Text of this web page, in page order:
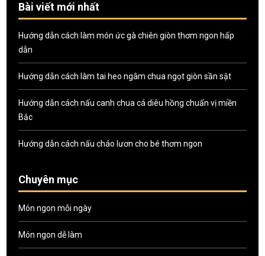
Bài viết mới nhất
Hướng dẫn cách làm món ức gà chiên giòn thơm ngon hấp
dẫn
Hướng dẫn cách làm tai heo ngâm chua ngọt giòn sần sật
Hướng dẫn cách nấu canh chua cá diêu hồng chuẩn vị miền
Bắc
Hướng dẫn cách nấu cháo lươn cho bé thơm ngon
Chuyên mục
Món ngon mỗi ngày
Món ngon dễ làm